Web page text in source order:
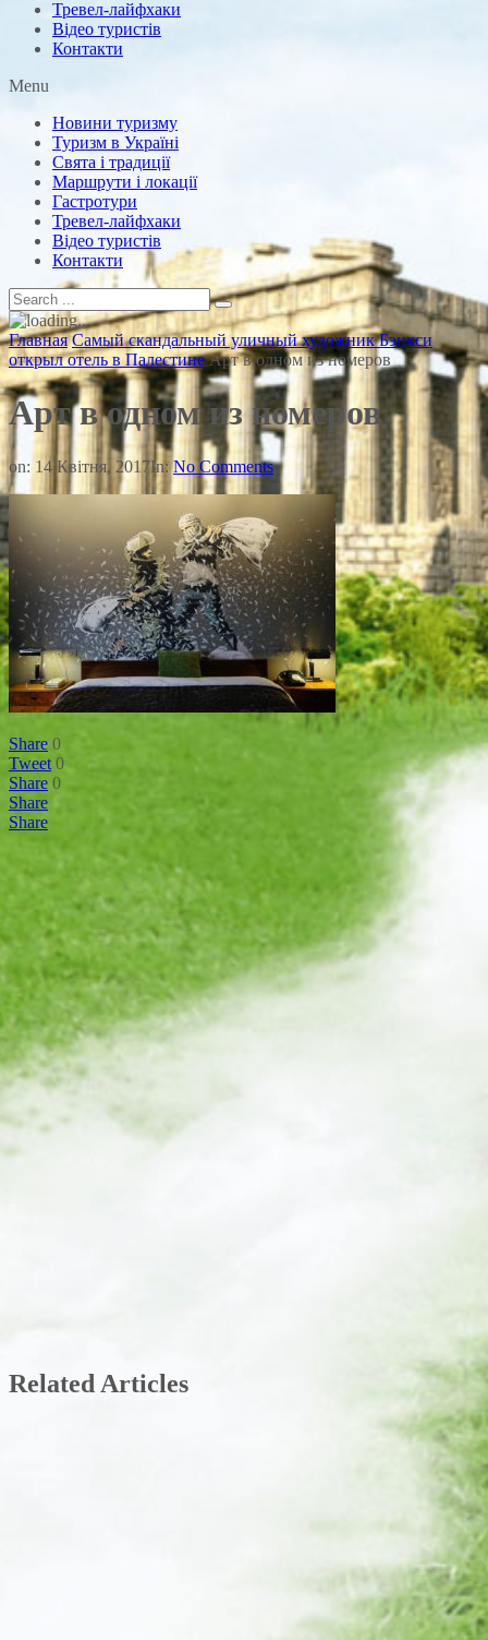
Тревел-лайфхаки
Відео туристів
Контакти
Menu
Новини туризму
Туризм в Україні
Свята і традиції
Маршрути і локації
Гастротури
Тревел-лайфхаки
Відео туристів
Контакти
Главная Самый скандальный уличный художник Бэнкси
открыл отель в Палестине Арт в одном из номеров
Арт в одном из номеров
on: 14 Квітня, 2017In:No Comments
Share 0
Tweet 0
Share 0
Share
Share
Related Articles